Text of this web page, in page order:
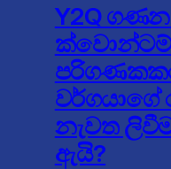
Y2Q
ක්වොන්ටම්
වර්ගයාගේ
නැවත
ඇයි?